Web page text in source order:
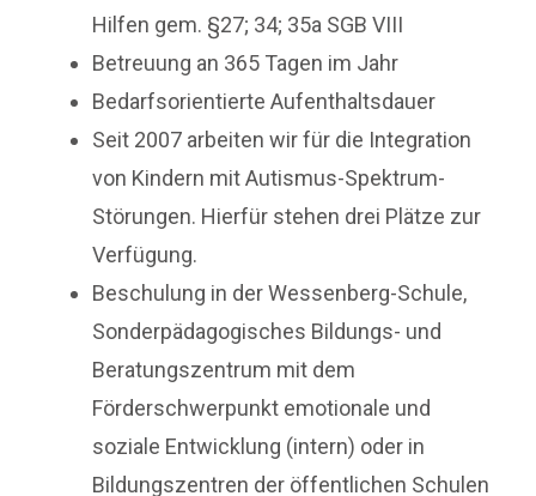
Hilfen gem. §27; 34; 35a SGB VIII
Betreuung an 365 Tagen im Jahr
Bedarfsorientierte Aufenthaltsdauer
Seit 2007 arbeiten wir für die Integration
von Kindern mit Autismus-Spektrum-
Störungen. Hierfür stehen drei Plätze zur
Verfügung.
Beschulung in der Wessenberg-Schule,
Sonderpädagogisches Bildungs- und
Beratungszentrum mit dem
Förderschwerpunkt emotionale und
soziale Entwicklung (intern) oder in
Bildungszentren der öffentlichen Schulen